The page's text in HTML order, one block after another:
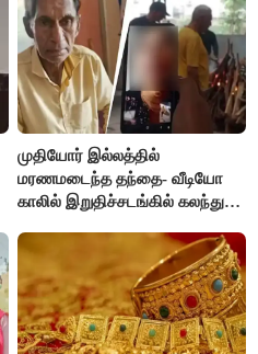
முதியோர் இல்லத்தில்
மரணமடைந்த தந்தை- வீடியோ
காலில் இறுதிச்சடங்கில் கலந்து